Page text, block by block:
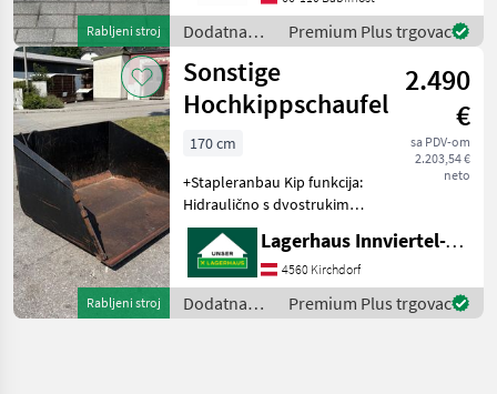
Rabljeni stroj
PLZ abhängig, bi
Dodatna
oprema za
traktore /
Sonstige
Premium Plus trgovac
Rabljeni stroj
Sonstige
Hochkippschaufel
2.490
€
sa PDV-om
2.203,54 €
neto
170 cm
+Stapleranbau Kip funkcija:
Hidraulično s dvostrukim
djelovanjem Dodatna
oprema za traktore Lopate
za utovar
Lagerhaus Innviertel-Traunviertel-Urfahr eGen, Kirchdorf
4560 Kirchdorf
Dodatna
oprema za
Premium Plus trgovac